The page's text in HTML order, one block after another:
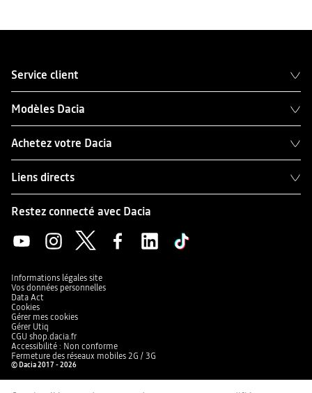
Service client
Modèles Dacia
Achetez votre Dacia
Liens directs
Restez connecté avec Dacia
Informations légales site
Vos données personnelles
Data Act
Cookies
Gérer mes cookies
Gérer Utiq
CGU shop.dacia.fr
Accessibilité : Non conforme
Fermeture des réseaux mobiles 2G / 3G
© Dacia 2017 - 2026